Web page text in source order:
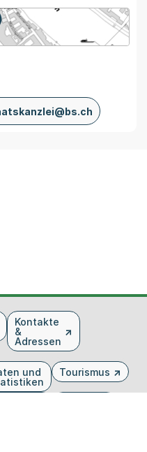
Karte von MapBS.
Link, wird in einem
Kontakte
&
Adressen
und
Tourismus